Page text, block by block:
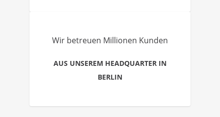
Wir betreuen Millionen Kunden
AUS UNSEREM HEADQUARTER IN
BERLIN